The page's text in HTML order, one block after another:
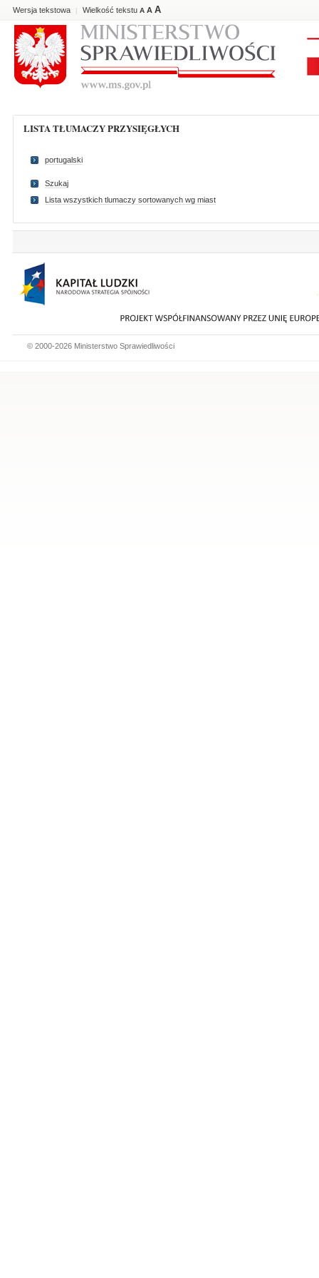
Wersja tekstowa | Wielkość tekstu A A A
LISTA TŁUMACZY PRZYSIĘGŁYCH
portugalski
Szukaj
Lista wszystkich tlumaczy sortowanych wg miast
© 2000-2026 Ministerstwo Sprawiedliwości